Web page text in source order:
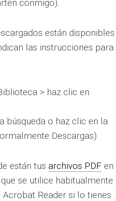
conmigo).
están disponibles
las instrucciones para
> haz clic en
búsqueda o haz clic en la
Descargas).
están tus archivos PDF en
se utilice habitualmente
Reader si lo tienes